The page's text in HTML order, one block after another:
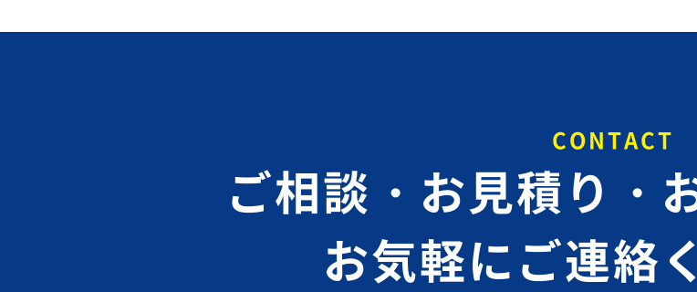
CONTACT
ご相談・お見積り・
お気軽にご連絡